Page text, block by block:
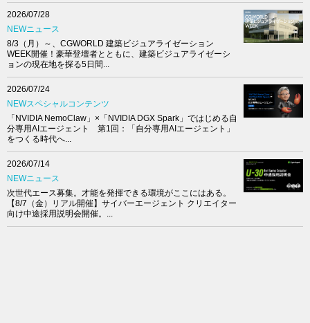
2026/07/28
NEWニュース
8/3（月）～、CGWORLD 建築ビジュアライゼーション
WEEK開催！豪華登壇者とともに、建築ビジュアライゼーシ
ョンの現在地を探る5日間...
2026/07/24
NEWスペシャルコンテンツ
「NVIDIA NemoClaw」×「NVIDIA DGX Spark」ではじめる自
分専用AIエージェント 第1回：「自分専用AIエージェント」
をつくる時代へ...
2026/07/14
NEWニュース
次世代エース募集。才能を発揮できる環境がここにはある。
【8/7（金）リアル開催】サイバーエージェント クリエイター
向け中途採用説明会開催。...